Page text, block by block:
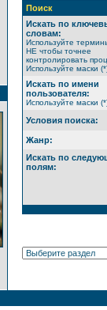
Поиск
Искать по
словам:
Используйте
НЕ чтобы точнее
контролировать
Используйте маски
Искать по имени
пользователя:
Используйте маски
Условия поиска:
Жанр:
Искать по
полям: